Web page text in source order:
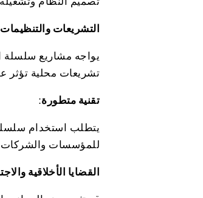
التشريعات والتنظيمات
يواجه مشاريع سلسلة
تشريعات محلية تؤثر
تقنية متطورة:
يتطلب استخدام سلسلة
للمؤسسات والشركات
القضايا الأخلاقية